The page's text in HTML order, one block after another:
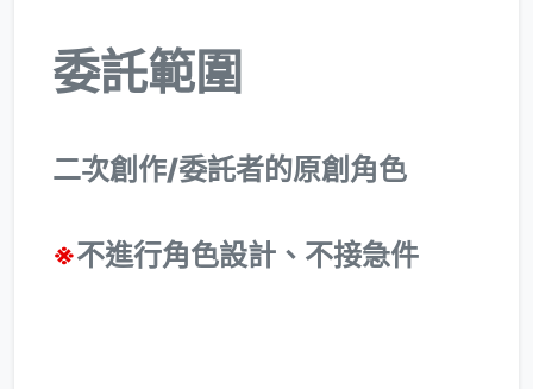
委託範圍
二次創作/委託者的原創角色
※不進行角色設計、 不接急件